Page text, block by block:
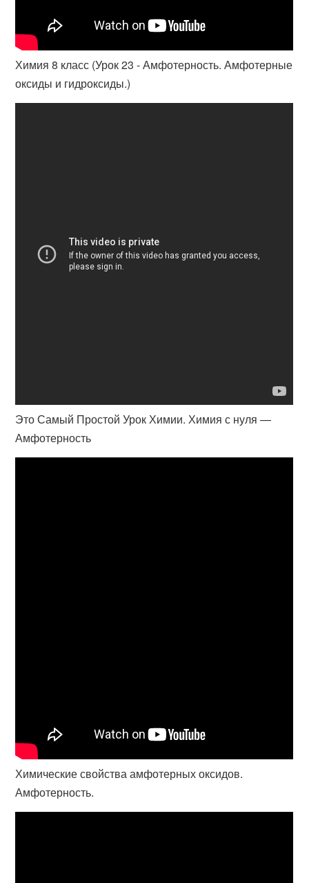
Химия 8 класс (Урок 23 - Амфотерность. Амфотерные
оксиды и гидроксиды.)
Это Самый Простой Урок Химии. Химия с нуля —
Амфотерность
Химические свойства амфотерных оксидов.
Амфотерность.